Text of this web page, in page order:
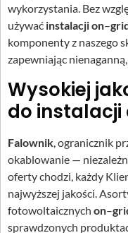
wykorzystania. Bez
używać instalacji on–
komponenty z naszego
zapewniając
Wysokiej
do
Falownik , ogranicznik
okablowanie —
oferty chodzi, każdy
najwyższej jakości.
fotowoltaicznych on–
sprawdzonych